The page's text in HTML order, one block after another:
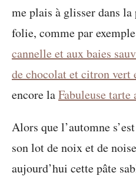
me plais à glisser dans
folie, comme par
cannelle et aux baies
de chocolat et citron vert
encore laFabuleuse
Alors que l’automne
son lot de noix et de
aujourd’hui cette pâte